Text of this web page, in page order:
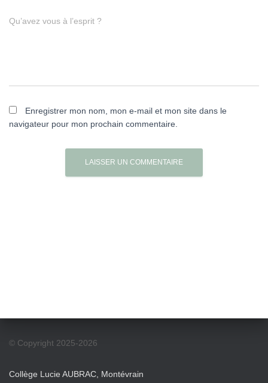
Qu’avez vous à l’esprit ?
Enregistrer mon nom, mon e-mail et mon site dans le
navigateur pour mon prochain commentaire.
© Copyright 2025-2026
Collège Lucie AUBRAC, Montévrain